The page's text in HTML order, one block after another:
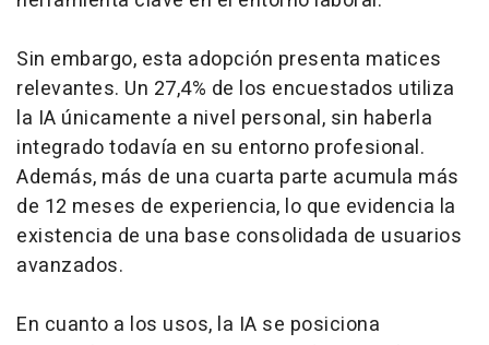
Sin embargo, esta adopción presenta matices
relevantes. Un 27,4% de los encuestados utiliza
la IA únicamente a nivel personal, sin haberla
integrado todavía en su entorno profesional.
Además, más de una cuarta parte acumula más
de 12 meses de experiencia, lo que evidencia la
existencia de una base consolidada de usuarios
avanzados.
En cuanto a los usos, la IA se posiciona